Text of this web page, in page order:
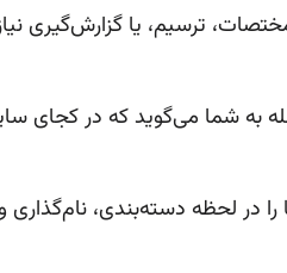
ترسیم، یا گزارش‌گیری
به شما می‌گوید که در کجای
در لحظه دسته‌بندی، نام‌گذاری